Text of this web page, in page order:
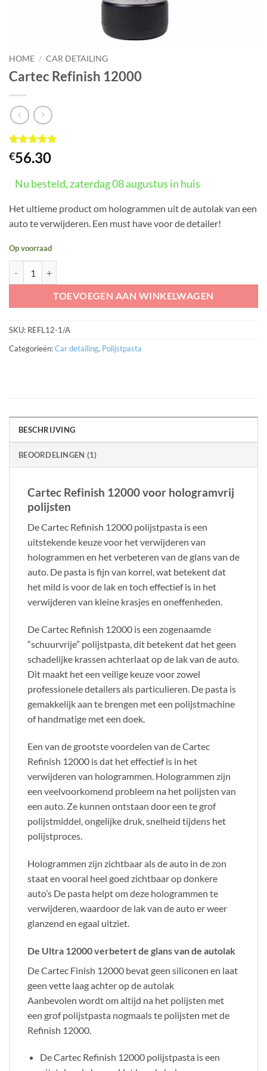
HOME / CAR DETAILING
Cartec Refinish 12000
Gewaardeerd
5op 5
op
1
klant
€56.30
Nu besteld, zaterdag 08 augustus in huis
Het ultieme product om hologrammen uit de autolak van een
auto te verwijderen. Een must have voor de detailer!
Op voorraad
TOEVOEGEN AAN WINKELWAGEN
SKU: REFL12-1/A
Categorieën:Car detailing, Polijstpasta
BESCHRIJVING
BEOORDELINGEN (1)
Cartec Refinish 12000 voor hologramvrij
polijsten
De Cartec Refinish 12000 polijstpasta is een
uitstekende keuze voor het verwijderen van
hologrammen en het verbeteren van de glans van de
auto. De pasta is fijn van korrel, wat betekent dat
het mild is voor de lak en toch effectief is in het
verwijderen van kleine krasjes en oneffenheden.
De Cartec Refinish 12000 is een zogenaamde
“schuurvrije” polijstpasta, dit betekent dat het geen
schadelijke krassen achterlaat op de lak van de auto.
Dit maakt het een veilige keuze voor zowel
professionele detailers als particulieren. De pasta is
gemakkelijk aan te brengen met een polijstmachine
of handmatige met een doek.
Een van de grootste voordelen van de Cartec
Refinish 12000 is dat het effectief is in het
verwijderen van hologrammen. Hologrammen zijn
een veelvoorkomend probleem na het polijsten van
een auto. Ze kunnen ontstaan door een te grof
polijstmiddel, ongelijke druk, snelheid tijdens het
polijstproces.
Hologrammen zijn zichtbaar als de auto in de zon
staat en vooral heel goed zichtbaar op donkere
auto’s De pasta helpt om deze hologrammen te
verwijderen, waardoor de lak van de auto er weer
glanzend en egaal uitziet.
De Ultra 12000 verbetert de glans van de autolak
De Cartec Finish 12000 bevat geen siliconen en laat
geen vette laag achter op de autolak
Aanbevolen wordt om altijd na het polijsten met
een grof polijstpasta nogmaals te polijsten met de
Refinish 12000.
De Cartec Refinish 12000 polijstpasta is een